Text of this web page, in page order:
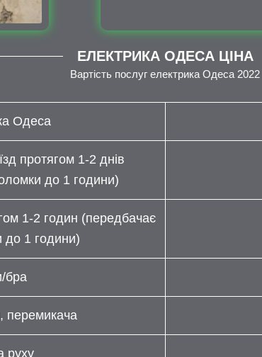
ЕЛЕКТРИКА ОДЕСА ЦІНА
Вартість послуг електрика Одеса 2022
Одеса
протягом 1-2 днів
до 1 години)
1-2 годин (передбачає
до 1 години)
бра
перемикача
руху